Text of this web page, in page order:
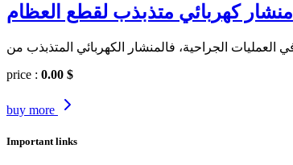
منشار كهربائي متذبذب لقطع العظام
price : 0.00 $
buy more
Important links